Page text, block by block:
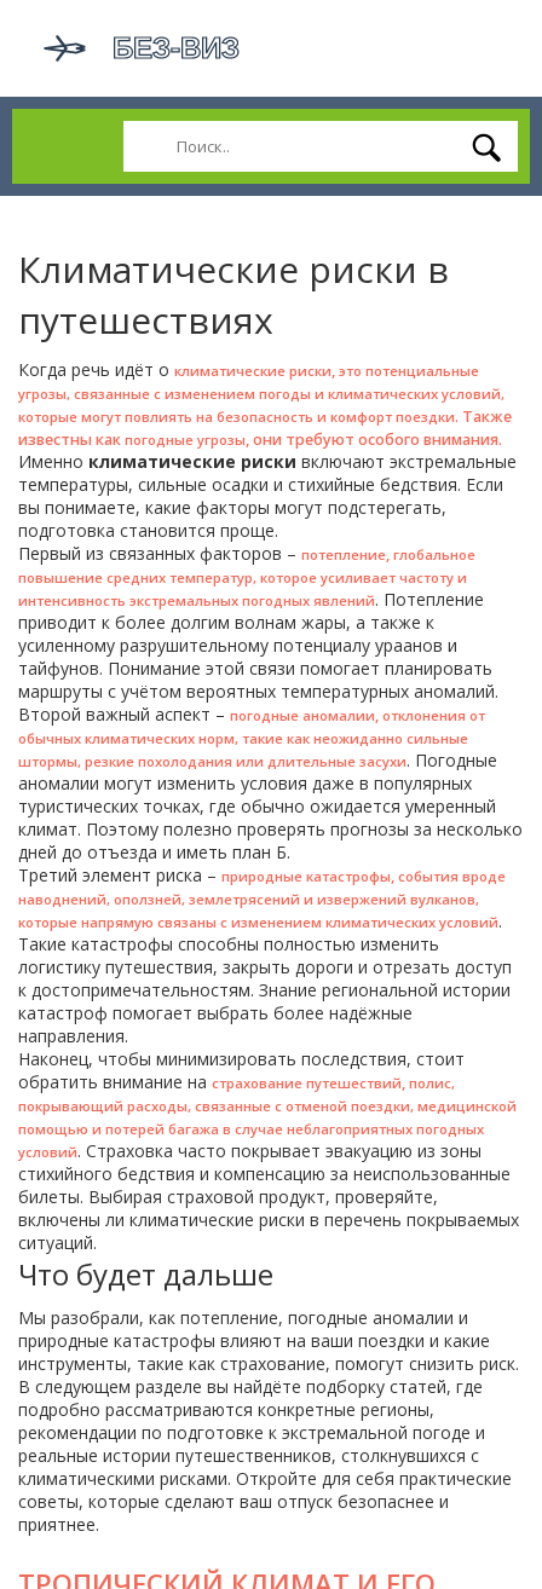
Климатические риски в
путешествиях
Когда речь идёт о климатические риски, это потенциальные
угрозы, связанные с изменением погоды и климатических условий,
которые могут повлиять на безопасность и комфорт поездки. Также
известны как погодные угрозы, они требуют особого внимания.
Именно климатические риски включают экстремальные
температуры, сильные осадки и стихийные бедствия. Если
вы понимаете, какие факторы могут подстерегать,
подготовка становится проще.
Первый из связанных факторов – потепление, глобальное
повышение средних температур, которое усиливает частоту и
интенсивность экстремальных погодных явлений. Потепление
приводит к более долгим волнам жары, а также к
усиленному разрушительному потенциалу ураанов и
тайфунов. Понимание этой связи помогает планировать
маршруты с учётом вероятных температурных аномалий.
Второй важный аспект – погодные аномалии, отклонения от
обычных климатических норм, такие как неожиданно сильные
штормы, резкие похолодания или длительные засухи. Погодные
аномалии могут изменить условия даже в популярных
туристических точках, где обычно ожидается умеренный
климат. Поэтому полезно проверять прогнозы за несколько
дней до отъезда и иметь план Б.
Третий элемент риска – природные катастрофы, события вроде
наводнений, оползней, землетрясений и извержений вулканов,
которые напрямую связаны с изменением климатических условий.
Такие катастрофы способны полностью изменить
логистику путешествия, закрыть дороги и отрезать доступ
к достопримечательностям. Знание региональной истории
катастроф помогает выбрать более надёжные
направления.
Наконец, чтобы минимизировать последствия, стоит
обратить внимание на страхование путешествий, полис,
покрывающий расходы, связанные с отменой поездки, медицинской
помощью и потерей багажа в случае неблагоприятных погодных
условий. Страховка часто покрывает эвакуацию из зоны
стихийного бедствия и компенсацию за неиспользованные
билеты. Выбирая страховой продукт, проверяйте,
включены ли климатические риски в перечень покрываемых
ситуаций.
Что будет дальше
Мы разобрали, как потепление, погодные аномалии и
природные катастрофы влияют на ваши поездки и какие
инструменты, такие как страхование, помогут снизить риск.
В следующем разделе вы найдёте подборку статей, где
подробно рассматриваются конкретные регионы,
рекомендации по подготовке к экстремальной погоде и
реальные истории путешественников, столкнувшихся с
климатическими рисками. Откройте для себя практические
советы, которые сделают ваш отпуск безопаснее и
приятнее.